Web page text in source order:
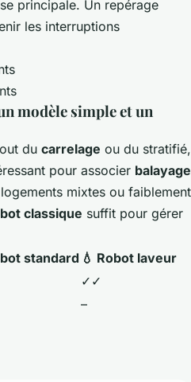
principale. Un repérage
les interruptions
modèle simple et un
du carrelage ou du stratifié,
pour associer balayage
mixtes ou faiblement
classique suffit pour gérer
standard 💧 Robot laveur
✓✓
–